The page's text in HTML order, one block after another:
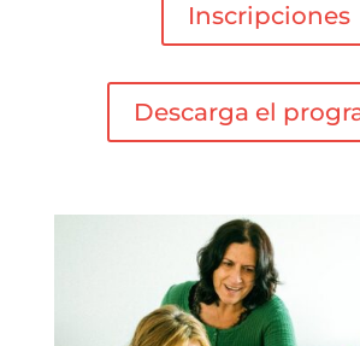
Inscripciones
Descarga el